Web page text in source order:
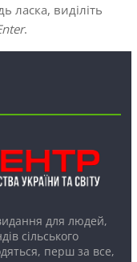
виділіть
.
для людей,
сільського
перш за все,